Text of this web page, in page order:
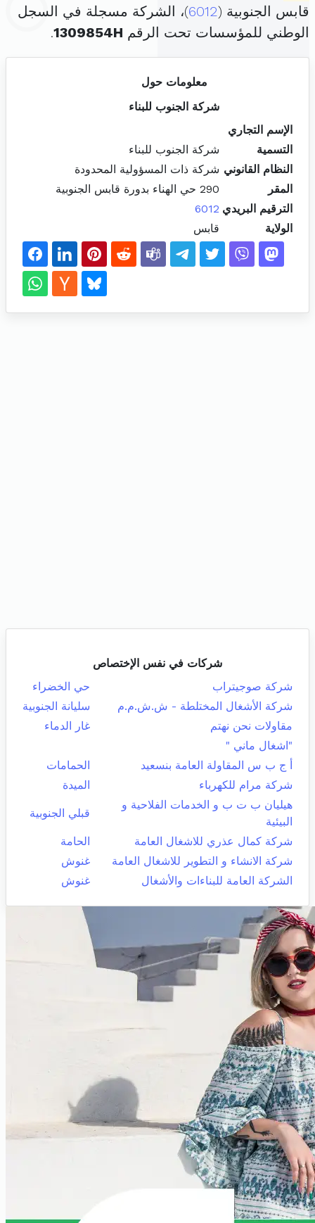
قابس الجنوبية (6012)، الشركة مسجلة في السجل
الوطني للمؤسسات تحت الرقم 1309854H
.
معلومات حول
شركة الجنوب للبناء
الإسم التجاري
التسمية
شركة الجنوب للبناء
النظام القانوني شركة ذات المسؤولية المحدودة
المقر
290 حي الهناء بدورة قابس الجنوبية
الترقيم البريدي 6012
الولاية
قابس
شركات في نفس الإختصاص
شركة صوجيتراب
حي الخضراء
شركة الأشغال المختلطة - ش.ش.م.م
سليانة الجنوبية
مقاولات نحن نهتم
غار الدماء
"اشغال ماني "
أ ج ب س المقاولة العامة بنسعيد
الحمامات
شركة مرام للكهرباء
الميدة
هيليان ب ت ب و الخدمات الفلاحية و
البيئية
قبلي الجنوبية
شركة كمال عذري للاشغال العامة
الحامة
شركة الانشاء و التطوير للاشغال العامة
غنوش
الشركة العامة للبناءات والأشغال
غنوش